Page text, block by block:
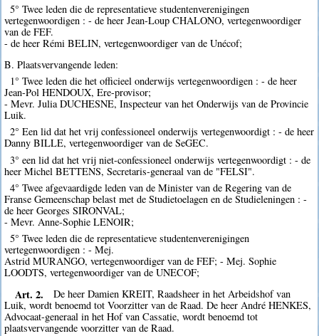
5° Twee leden die de representatieve studentenverenigingen
vertegenwoordigen : - de heer Jean-Loup CHALONO, vertegenwoordiger
van de FEF.
- de heer Rémi BELIN, vertegenwoordiger van de Unécof;
B. Plaatsvervangende leden:
1° Twee leden die het officieel onderwijs vertegenwoordigen : - de heer
Jean-Pol HENDOUX, Ere-provisor;
- Mevr. Julia DUCHESNE, Inspecteur van het Onderwijs van de Provincie
Luik.
2° Een lid dat het vrij confessioneel onderwijs vertegenwoordigt : - de heer
Danny BILLE, vertegenwoordiger van de SeGEC.
3° een lid dat het vrij niet-confessioneel onderwijs vertegenwoordigt : - de
heer Michel BETTENS, Secretaris-generaal van de "FELSI".
4° Twee afgevaardigde leden van de Minister van de Regering van de
Franse Gemeenschap belast met de Studietoelagen en de Studieleningen : -
de heer Georges SIRONVAL;
- Mevr. Anne-Sophie LENOIR;
5° Twee leden die de representatieve studentenverenigingen
vertegenwoordigen : - Mej.
Astrid MURANGO, vertegenwoordiger van de FEF; - Mej. Sophie
LOODTS, vertegenwoordiger van de UNECOF;
Art. 2.
De heer Damien KREIT, Raadsheer in het Arbeidshof van
Luik, wordt benoemd tot Voorzitter van de Raad. De heer André HENKES,
Advocaat-generaal in het Hof van Cassatie, wordt benoemd tot
plaatsvervangende voorzitter van de Raad.